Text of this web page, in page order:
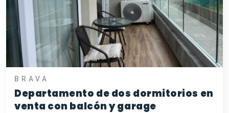
BRAVA
Departamento de dos dormitorios en
venta con balcón y garage